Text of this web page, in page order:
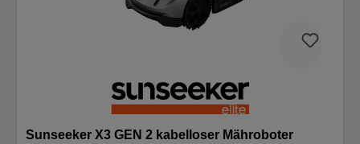
Sunseeker X3 GEN 2 kabelloser Mähroboter